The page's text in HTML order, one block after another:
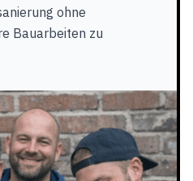
ohne
Bauarbeiten zu